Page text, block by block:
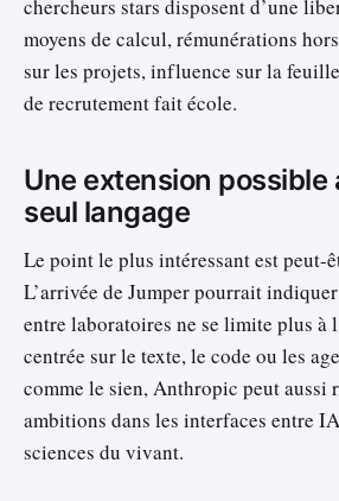
chercheurs stars disposent d’une
moyens de calcul, rémunérations
sur les projets, influence sur la
de recrutement fait école.
Une extension possible
seul langage
Le point le plus intéressant est peut-
L’arrivée de Jumper pourrait
entre laboratoires ne se limite plus à
centrée sur le texte, le code ou les
comme le sien, Anthropic peut aussi
ambitions dans les interfaces entre
sciences du vivant.